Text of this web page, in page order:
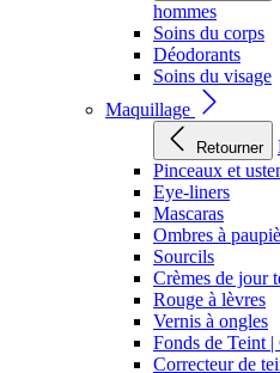
hommes
Soins du corps
Déodorants
Soins du visage
Maquillage
Retourner
Pinceaux et
Eye-liners
Mascaras
Ombres à
Sourcils
Crèmes de jour
Rouge à lèvres
Vernis à ongles
Fonds de Teint |
Correcteur de